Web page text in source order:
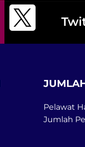
Pelawat
Jumlah